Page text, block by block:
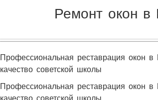
Ремонт окон в
Профессиональная реставрация окон
качество советской школы
Профессиональная реставрация окон
качество советской школы